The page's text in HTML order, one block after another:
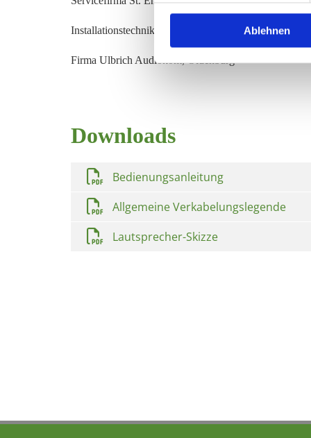
Ablehnen
In­stal­la­ti­ons­tech­nik-Brand, In­gers­le­ben
Firma Ul­brich Au­dio­kom, Ol­den­burg
Downloads
Bedienungsanleitung
Allgemeine Verkabelungslegende
Lautsprecher-Skizze